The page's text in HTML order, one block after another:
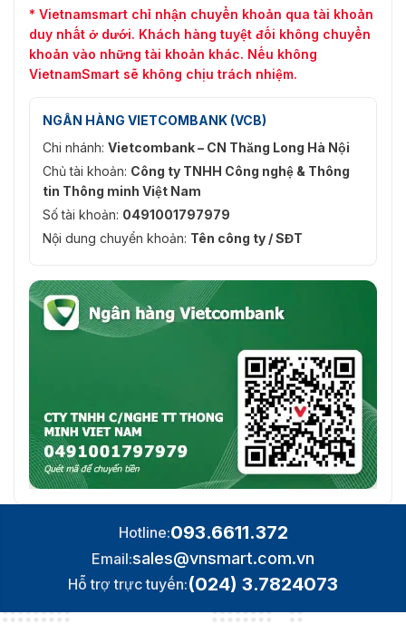
* Vietnamsmart chỉ nhận chuyển khoản qua tài khoản
duy nhất ở dưới. Khách hàng tuyệt đối không chuyển
khoản vào những tài khoản khác. Nếu không
VietnamSmart sẽ không chịu trách nhiệm.
NGÂN HÀNG VIETCOMBANK (VCB)
Chi nhánh: Vietcombank – CN Thăng Long Hà Nội
Chủ tài khoản: Công ty TNHH Công nghệ & Thông
tin Thông minh Việt Nam
Số tài khoản: 0491001797979
Nội dung chuyển khoản: Tên công ty / SĐT
Hotline:093.6611.372
Email:sales@vnsmart.com.vn
Hỗ trợ trực tuyến:(024) 3.7824073